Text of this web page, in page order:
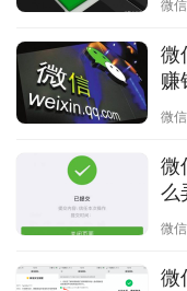
微
微
赚
微
微
么
微
微